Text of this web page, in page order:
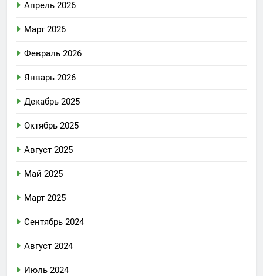
Апрель 2026
Март 2026
Февраль 2026
Январь 2026
Декабрь 2025
Октябрь 2025
Август 2025
Май 2025
Март 2025
Сентябрь 2024
Август 2024
Июль 2024